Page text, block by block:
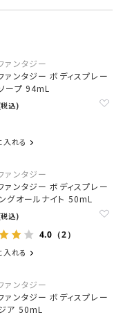
ァンタジー
ァンタジー ボディスプレー
ープ 94mL
込)
入れる
ァンタジー
ァンタジー ボディスプレー
グオールナイト 50mL
込)
4.0 （2）
入れる
ァンタジー
ァンタジー ボディスプレー
ア 50mL